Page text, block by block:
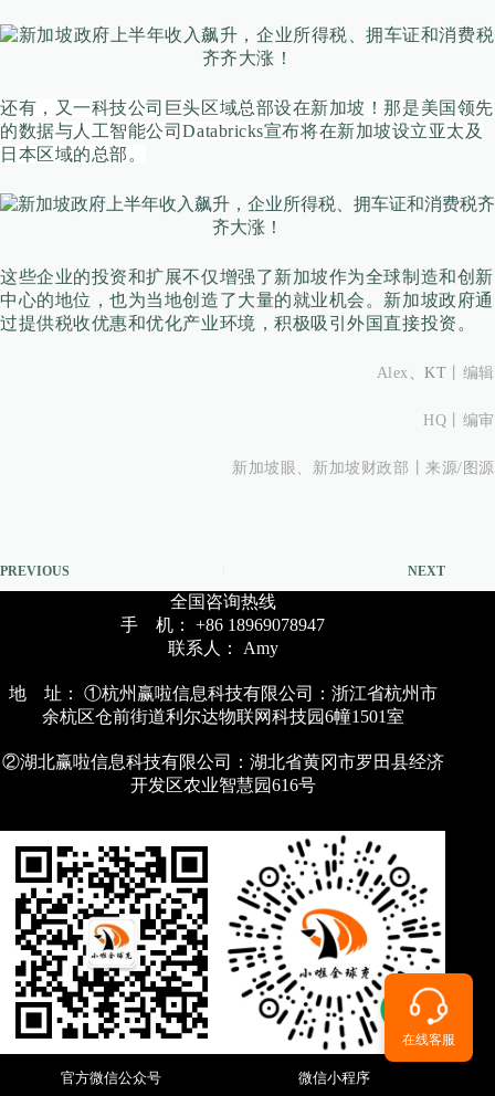
还有，又一科技公司巨头区域总部设在新加坡！那是美国领先
的数据与人工智能公司Databricks宣布将在新加坡设立亚太及
日本区域的总部。
这些企业的投资和扩展不仅增强了新加坡作为全球制造和创新
中心的地位，也为当地创造了大量的就业机会。新加坡政府通
过提供税收优惠和优化产业环境，积极吸引外国直接投资。
Alex 、KT 编辑
HQ丨 编审
新加坡眼、新加坡财政部丨来源/图源
PREVIOUS NEXT
全国咨询热线
手 机： +86 18969078947
联系人： Amy
地 址： ①杭州赢啦信息科技有限公司：浙江省杭州市
余杭区仓前街道利尔达物联网科技园6幢1501室
②湖北赢啦信息科技有限公司：湖北省黄冈市罗田县经济
开发区农业智慧园616号
官方微信公众号 微信小程序
在线客服